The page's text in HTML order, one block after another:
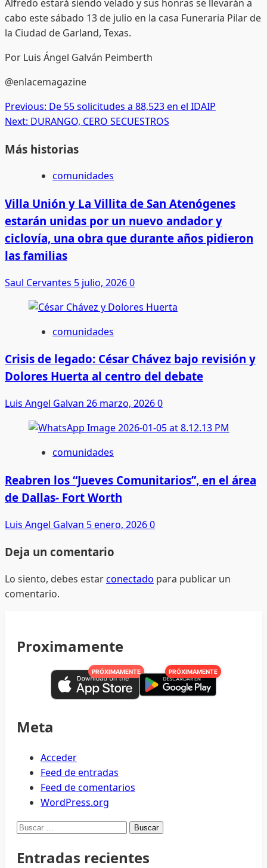
Alfredo estará siendo velado y sus honras se llevarán a
cabo este sábado 13 de julio en la casa Funeraria Pilar de
la Ciudad de Garland, Texas.
Por Luis Ángel Galván Peimberth
@enlacemagazine
Post
navigation
Previous: De 55 solicitudes a 88,523 en el IDAIP
Next: DURANGO, CERO SECUESTROS
Más historias
comunidades
Villa Unión y La Villita de San Atenógenes
estarán unidas por un nuevo andador y
ciclovía, una obra que durante años pidieron
las familias
Saul Cervantes 5 julio, 20260
comunidades
Crisis de legado: César Chávez bajo revisión y
Dolores Huerta al centro del debate
Luis Angel Galvan 26 marzo, 20260
comunidades
Reabren los “Jueves Comunitarios”, en el área
de Dallas- Fort Worth
Luis Angel Galvan 5 enero, 20260
Deja un comentario
Lo siento, debes estarconectado para publicar un
comentario.
Proximamente
PRÓXIMAMENTE PRÓXIMAMENTE
Meta
Acceder
Feed de entradas
Feed de comentarios
WordPress.org
Buscar:
Entradas recientes